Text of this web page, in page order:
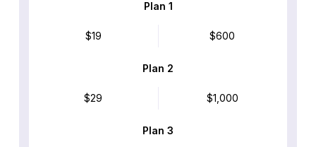
Plan 1
$19 $600
Plan 2
$29 $1,000
Plan 3